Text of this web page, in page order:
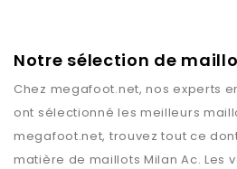
Notre sélection de
Chez megafoot.net, nos experts
ont sélectionné les meilleurs
megafoot.net, trouvez tout ce
matière de maillots Milan Ac. Les